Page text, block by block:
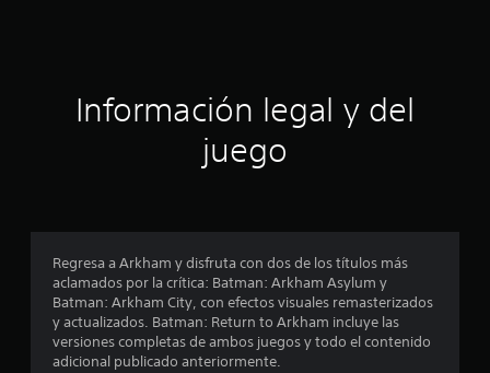
ó
r
o
m
e
Información legal y del
juego
Regresa a Arkham y disfruta con dos de los títulos más
aclamados por la crítica: Batman: Arkham Asylum y
Batman: Arkham City, con efectos visuales remasterizados
y actualizados. Batman: Return to Arkham incluye las
versiones completas de ambos juegos y todo el contenido
adicional publicado anteriormente.